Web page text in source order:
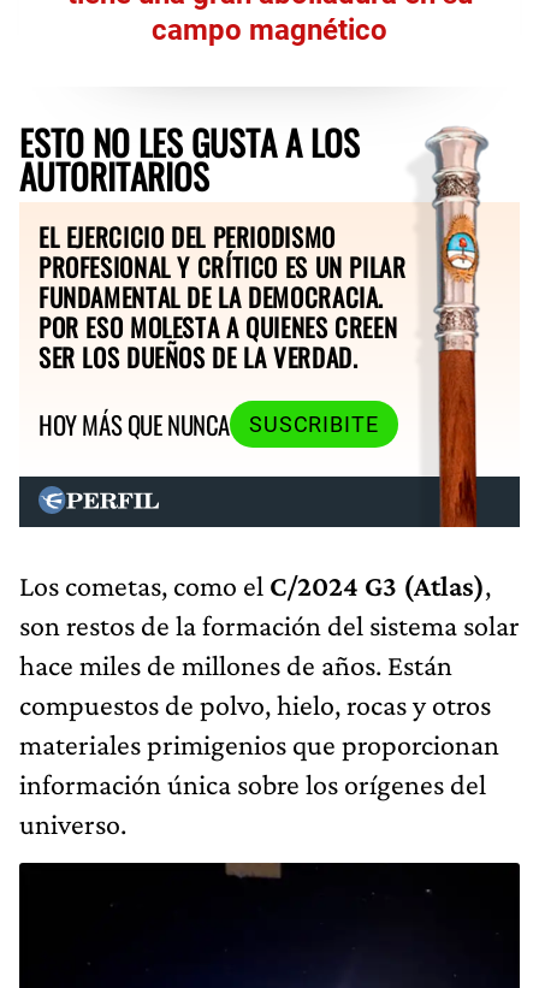
campo magnético
ESTO NO LES GUSTA A LOS
AUTORITARIOS
EL EJERCICIO DEL PERIODISMO
PROFESIONAL Y CRÍTICO ES UN PILAR
FUNDAMENTAL DE LA DEMOCRACIA.
POR ESO MOLESTA A QUIENES CREEN
SER LOS DUEÑOS DE LA VERDAD.
HOY MÁS QUE NUNCA
SUSCRIBITE
Los cometas, como el C/2024 G3 (Atlas),
son restos de la formación del sistema solar
hace miles de millones de años. Están
compuestos de polvo, hielo, rocas y otros
materiales primigenios que proporcionan
información única sobre los orígenes del
universo.